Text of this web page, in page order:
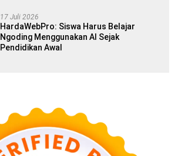
17 Juli 2026
HardaWebPro: Siswa Harus Belajar
Ngoding Menggunakan AI Sejak
Pendidikan Awal